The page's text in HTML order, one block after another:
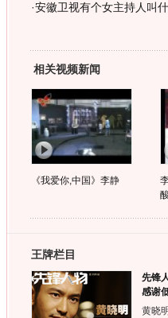
·安徽卫视有个女主持人叫
相关视频新闻
《我爱你,中国》李静
王牌栏目
先锋
感谢
黄晓